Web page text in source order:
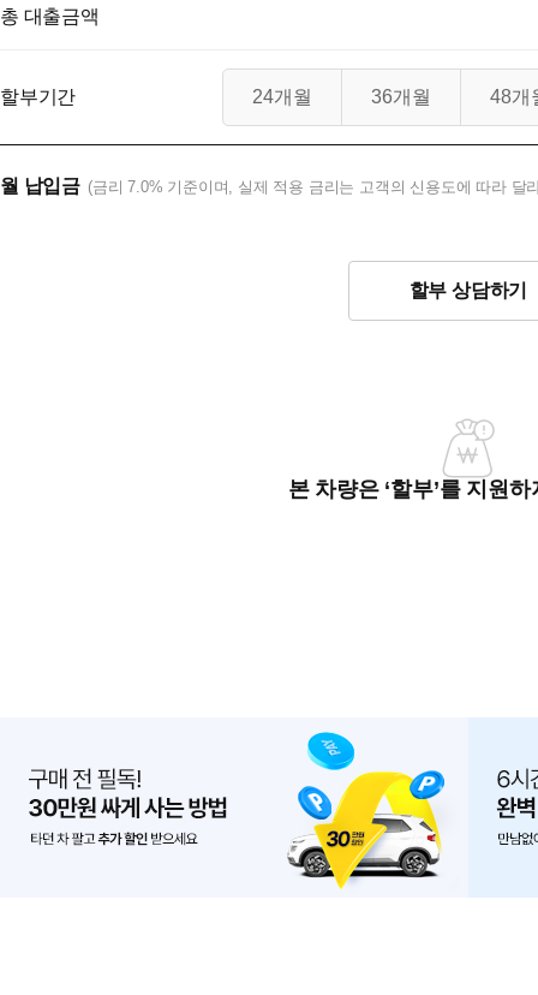
총 대출금액
할부기간 24개월 36개월 48개
월 납입금 (금리 7.0% 기준이며, 실제 적용 금리는 고객의 신용도에 따라 달
할부 상담하기
본 차량은 ‘할부’를 지원